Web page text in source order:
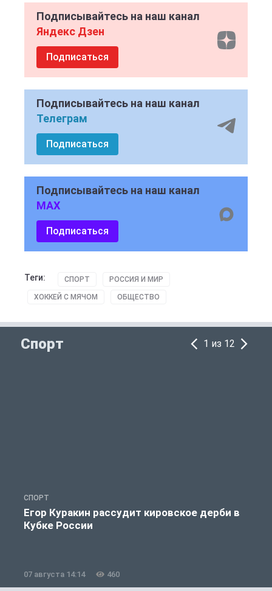
Подписывайтесь на наш канал
Яндекс Дзен
Подписаться
Подписывайтесь на наш канал
Телеграм
Подписаться
Подписывайтесь на наш канал
MAX
Подписаться
Теги: СПОРТ РОССИЯ И МИР
ХОККЕЙ С МЯЧОМ ОБЩЕСТВО
Спорт 1 из 12
СПОРТ
Егор Куракин рассудит кировское дерби в
Кубке России
07 августа 14:14 460